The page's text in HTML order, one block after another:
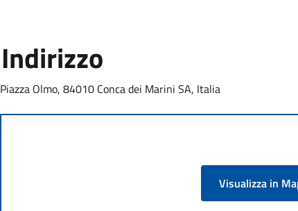
Indirizzo
Piazza Olmo, 84010 Conca dei Marini SA, Italia
Visualizza in